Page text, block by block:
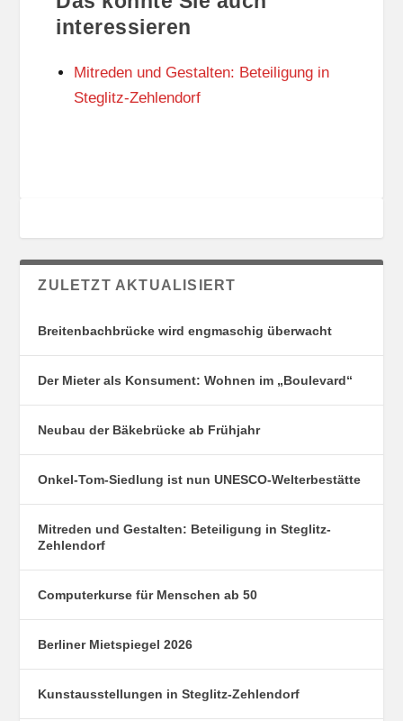
T
U
N
S
O
O
R
N
interessieren
Mitreden und Gestalten: Beteiligung in
Steglitz-Zehlendorf
ZULETZT AKTUALISIERT
Breitenbachbrücke wird engmaschig überwacht
Der Mieter als Konsument: Wohnen im „Boulevard“
Neubau der Bäkebrücke ab Frühjahr
Onkel-Tom-Siedlung ist nun UNESCO-Welterbestätte
Mitreden und Gestalten: Beteiligung in Steglitz-
Zehlendorf
Computerkurse für Menschen ab 50
Berliner Mietspiegel 2026
Kunstausstellungen in Steglitz-Zehlendorf